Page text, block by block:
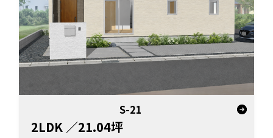
S-21
2LDK ／21.04坪